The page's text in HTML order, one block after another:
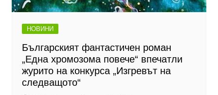
НОВИНИ
Българският фантастичен роман
„Една хромозома повече“ впечатли
журито на конкурса „Изгревът на
следващото“